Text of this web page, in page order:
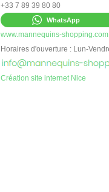
+33 7 89 39 80 80
WhatsApp
www.mannequins-shopping.com
Horaires d'ouverture : Lun-
Création site internet Nice